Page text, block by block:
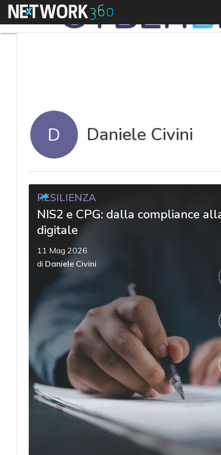
Menu
D Daniele Civini
RESILIENZA
NIS2 e CPG: dalla compliance
digitale
11 Mag 2026
di Daniele Civini